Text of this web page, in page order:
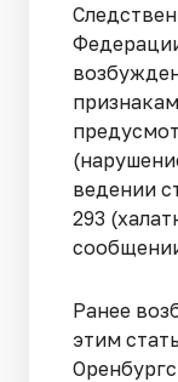
ведении
293
Ранее
этим